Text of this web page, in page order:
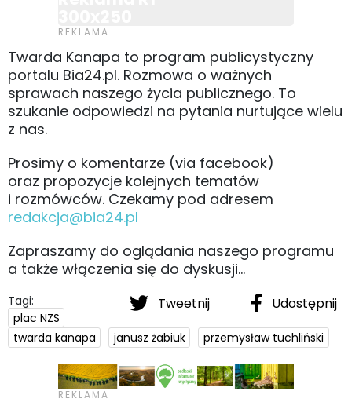
Twarda Kanapa to program publicystyczny
portalu Bia24.pl. Rozmowa o ważnych
sprawach naszego życia publicznego. To
szukanie odpowiedzi na pytania nurtujące wielu
z nas.
Prosimy o komentarze (via facebook)
oraz propozycje kolejnych tematów
i rozmówców. Czekamy pod adresem
redakcja@bia24.pl
Zapraszamy do oglądania naszego programu
a także włączenia się do dyskusji...
Tweetnij Udostępnij
Tagi:
plac NZS
twarda kanapa
janusz żabiuk przemysław tuchliński